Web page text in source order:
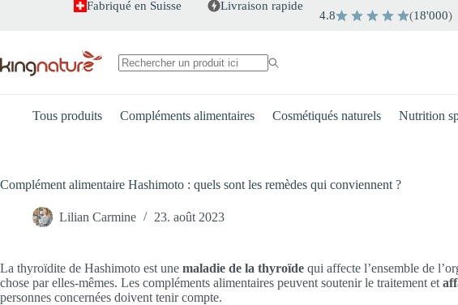
Fabriqué en Suisse Livraison rapide
4.8 (18'000)
Tous produits Compléments alimentaires Cosmétiqués naturels Nutrition
Complément alimentaire Hashimoto : quels sont les remèdes qui conviennent ?
Lilian Carmine 23. août 2023
La thyroïdite de Hashimoto est une maladie de la thyroïde qui affecte l’ensemble de
chose par elles-mêmes. Les compléments alimentaires peuvent soutenir le traitement et
personnes concernées doivent tenir compte.